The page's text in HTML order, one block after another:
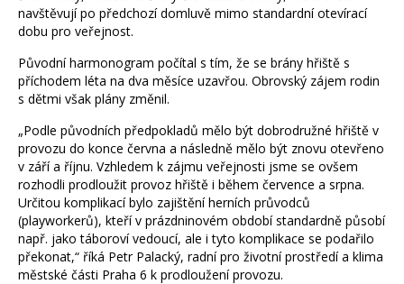
navštěvují po předchozí domluvě mimo standardní otevírací
dobu pro veřejnost.
Původní harmonogram počítal s tím, že se brány hřiště s
příchodem léta na dva měsíce uzavřou. Obrovský zájem rodin
s dětmi však plány změnil.
„Podle původních předpokladů mělo být dobrodružné hřiště v
provozu do konce června a následně mělo být znovu otevřeno
v září a říjnu. Vzhledem k zájmu veřejnosti jsme se ovšem
rozhodli prodloužit provoz hřiště i během července a srpna.
Určitou komplikací bylo zajištění herních průvodců
(playworkerů), kteří v prázdninovém období standardně působí
např. jako táboroví vedoucí, ale i tyto komplikace se podařilo
překonat,“ říká Petr Palacký, radní pro životní prostředí a klima
městské části Praha 6 k prodloužení provozu.